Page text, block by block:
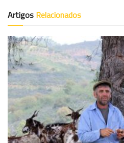
Artigos Relacionados